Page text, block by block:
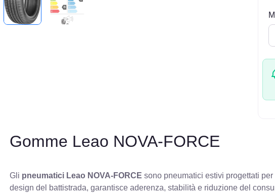
Gomme Leao NOVA-FORCE
Gli pneumatici Leao NOVA-FORCE sono pneumatici estivi progettati
design del battistrada, garantisce aderenza, stabilità e riduzione del